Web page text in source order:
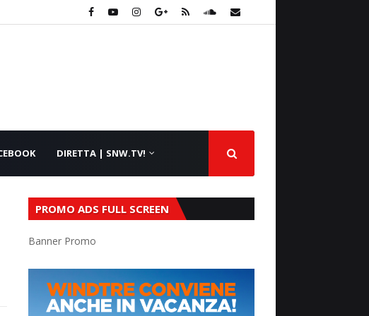
DIRETTA | SNW.TV!
PROMO ADS FULL SCREEN
Banner Promo